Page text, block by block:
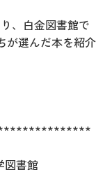
、白金図書館で
が選んだ本を紹介
図書館